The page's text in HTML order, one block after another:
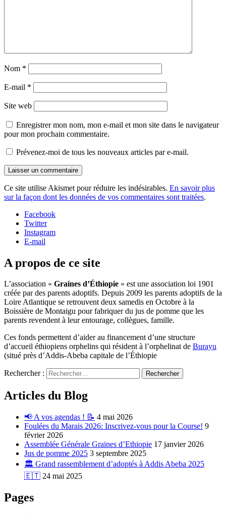
Nom *
E-mail *
Site web
Enregistrer mon nom, mon e-mail et mon site dans le navigateur
pour mon prochain commentaire.
Prévenez-moi de tous les nouveaux articles par e-mail.
Ce site utilise Akismet pour réduire les indésirables. En savoir plus
sur la façon dont les données de vos commentaires sont traitées.
Facebook
Twitter
Instagram
E-mail
A propos de ce site
L’association « Graines d’Éthiopie » est une association loi 1901
créée par des parents adoptifs. Depuis 2009 les parents adoptifs de la
Loire Atlantique se retrouvent deux samedis en Octobre à la
Boissière de Montaigu pour fabriquer du jus de pomme que les
parents revendent à leur entourage, collègues, famille.
Ces fonds permettent d’aider au financement d’une structure
d’accueil éthiopiens orphelins qui résident à l’orphelinat de Burayu
(situé près d’Addis-Abeba capitale de l’Éthiopie
Rechercher :
Articles du Blog
📢 A vos agendas ! 📝 4 mai 2026
Foulées du Marais 2026: Inscrivez-vous pour la Course! 9
février 2026
Assemblée Générale Graines d’Ethiopie 17 janvier 2026
Jus de pomme 2025 3 septembre 2025
🏛️ Grand rassemblement d’adoptés à Addis Abeba 2025
🇪🇹 24 mai 2025
Pages